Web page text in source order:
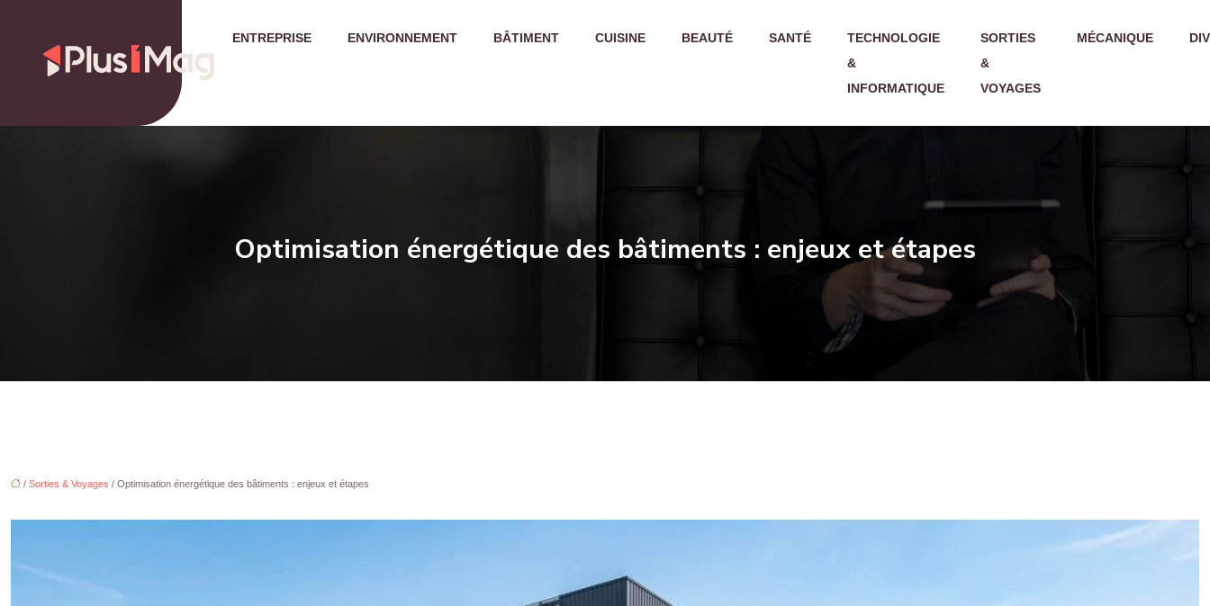
ENTREPRISE ENVIRONNEMENT BÂTIMENT CUISINE BEAUTÉ SANTÉ
TECHNOLOGIE
&
INFORMATIQUE
SORTIES
&
VOYAGES
MÉCANIQUE
Optimisation énergétique des bâtiments : enjeux et étapes
/ Sorties & Voyages / Optimisation énergétique des bâtiments : enjeux et étapes